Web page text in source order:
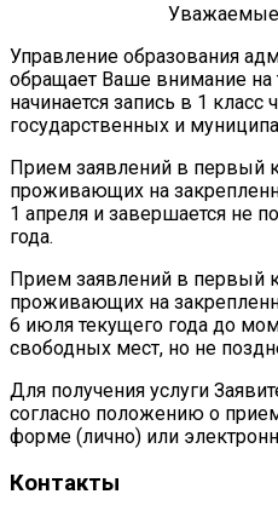
Уважаемые
Управление образования
обращает Ваше внимание на
начинается запись в 1 класс
государственных и
Прием заявлений в первый
проживающих на
1 апреля и завершается не
года.
Прием заявлений в первый
проживающих на
6 июля текущего года до
свободных мест, но не
Для получения услуги
согласно положению о
форме (лично) или
Контакты